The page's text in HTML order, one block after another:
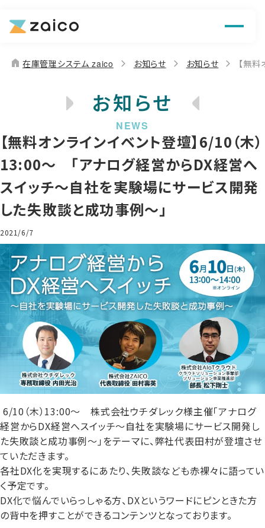
機能
お役立ち情報
home 在庫管理システム zaico お知らせ お知らせ 【無
お知らせ
【無料オンラインイベント登壇】6/10（木）
13:00～ 「アナログ経営からDX経営へ
スイッチ～自社を実験場にサービス開発
した失敗談と成功事例～」
2021/6/7
6/10（木）13:00～ 株式会社ウチダレック様主催「アナログ
経営からDX経営へスイッチ～自社を実験場にサービス開発し
た失敗談と成功事例～」をテーマに、弊社代表田村が登壇させ
ていただきます。
各社DX化を実現するにあたり、失敗談なども赤裸々に語ってい
く予定です。
DX化で悩んでいらっしゃる方、DXというワードにピンときた方
の背中を押すことができるコンテンツとなっております。